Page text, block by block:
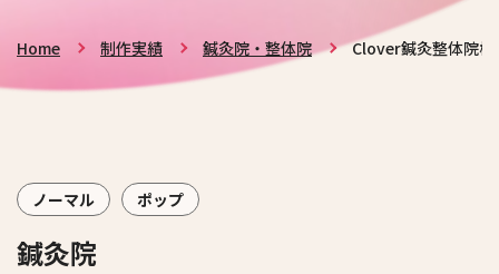
Home 制作実績 鍼灸院・整体院 Clover鍼灸整体院様
ノーマル ポップ
鍼灸院